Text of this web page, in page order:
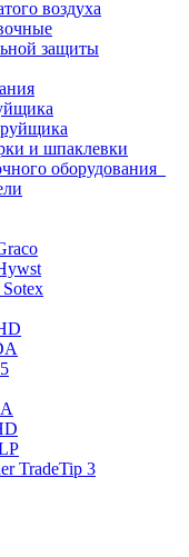
воздуха
защиты
и шпаклевки
оборудования
TradeTip 3